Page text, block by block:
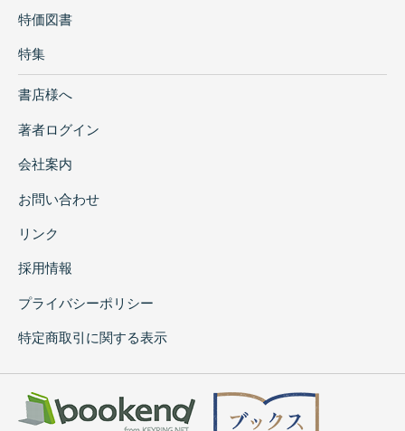
特価図書
特集
書店様へ
著者ログイン
会社案内
お問い合わせ
リンク
採用情報
プライバシーポリシー
特定商取引に関する表示